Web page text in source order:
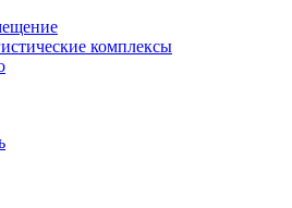
комплексы